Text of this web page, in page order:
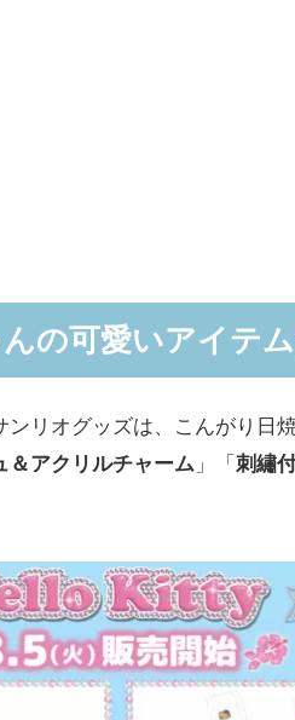
の可愛いアイテ
リオグッズは、こんがり日
＆アクリルチャーム 」「 刺繡